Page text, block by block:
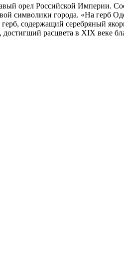
орел Российской Империи.
символики города. «На герб
содержащий серебряный
расцвета в XIX веке